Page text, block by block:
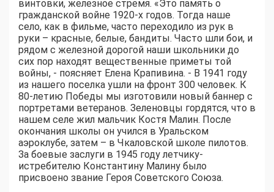
винтовки, железное стремя. «Это память о
гражданской войне 1920-х годов. Тогда наше
село, как в фильме, часто переходило из рук в
руки – красные, белые, бандиты. Часто шли бои, и
рядом с железной дорогой наши школьники до
сих пор находят вещественные приметы той
войны, - поясняет Елена Крапивина. - В 1941 году
из нашего поселка ушли на фронт 300 человек. К
80-летию Победы мы изготовили новый баннер с
портретами ветеранов. Зеленовцы гордятся, что в
нашем селе жил мальчик Костя Малин. После
окончания школы он учился в Уральском
аэроклубе, затем – в Чкаловской школе пилотов.
За боевые заслуги в 1945 году летчику-
истребителю Константину Малину было
присвоено звание Героя Советского Союза.